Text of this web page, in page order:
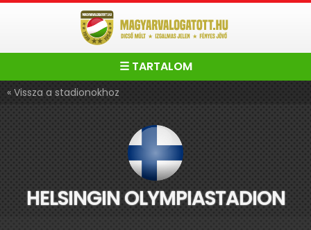
☰ TARTALOM
« Vissza a stadionokhoz
HELSINGIN OLYMPIASTADION